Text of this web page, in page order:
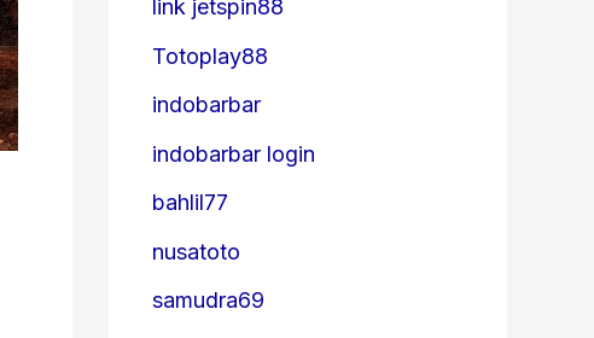
link jetspin88
Totoplay88
indobarbar
indobarbar login
bahlil77
nusatoto
samudra69